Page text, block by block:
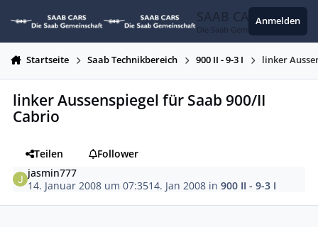
SAAB CARS
Die Saab Gemeinschaft
Anmelden
Startseite Saab Technikbereich 900 II - 9-3 I linker
linker Aussenspiegel für Saab 900/II
Cabrio
Teilen
Follower
jasmin777
14. Januar 2008 um 07:3514. Jan 2008 in900 II - 9-3 I